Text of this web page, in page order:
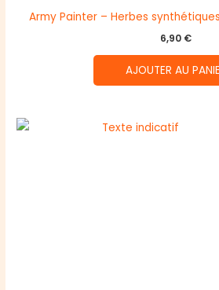
Army Painter – Herbes
6,90 €
AJOUTER AU